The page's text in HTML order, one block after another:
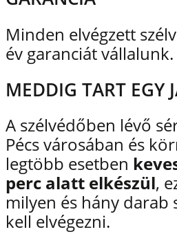
Minden elvégzett
év garanciát vállalunk.
MEDDIG TART EGY
A szélvédőben lévő
Pécs városában és
legtöbb esetben
perc alatt elkészül,
milyen és hány darab
kell elvégezni.